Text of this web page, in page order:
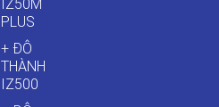
IZ50M
PLUS
+ ĐÔ
THÀNH
IZ500